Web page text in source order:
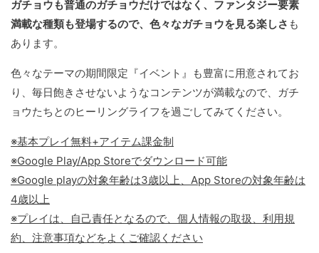
ガチョウも普通のガチョウだけではなく、ファンタジー要素
満載な種類も登場するので、色々なガチョウを見る楽しさ も
あります。
色々なテーマの期間限定『イベント』も豊富に用意されてお
り、毎日飽きさせないようなコンテンツが満載なので、ガチ
ョウたちとのヒーリングライフを過ごしてみてください。
※基本プレイ無料+アイテム課金制
※Google Play/App Storeでダウンロード可能
※Google playの対象年齢は3歳以上、App Storeの対象年齢は
4歳以上
※プレイは、自己責任となるので、個人情報の取扱、利用規
約、注意事項などをよくご確認ください